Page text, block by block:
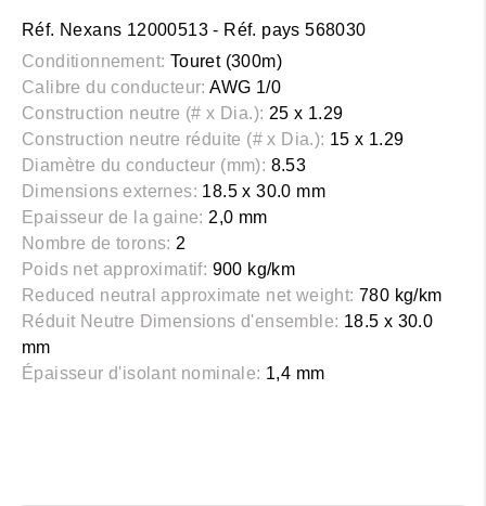
Réf. Nexans 12000513 - Réf. pays 568030
Conditionnement: Touret (300m)
Calibre du conducteur: AWG 1/0
Construction neutre (# x Dia.): 25 x 1.29
Construction neutre réduite (# x Dia.): 15 x 1.29
Diamètre du conducteur (mm): 8.53
Dimensions externes: 18.5 x 30.0 mm
Epaisseur de la gaine: 2,0 mm
Nombre de torons: 2
Poids net approximatif: 900 kg/km
Reduced neutral approximate net weight: 780 kg/km
Réduit Neutre Dimensions d'ensemble: 18.5 x 30.0
mm
Épaisseur d'isolant nominale: 1,4 mm